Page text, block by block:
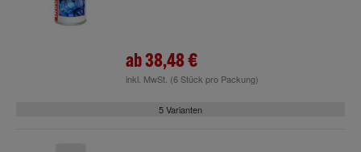
ab38,48 €
inkl. MwSt. (6 Stück pro Packung)
5 Varianten